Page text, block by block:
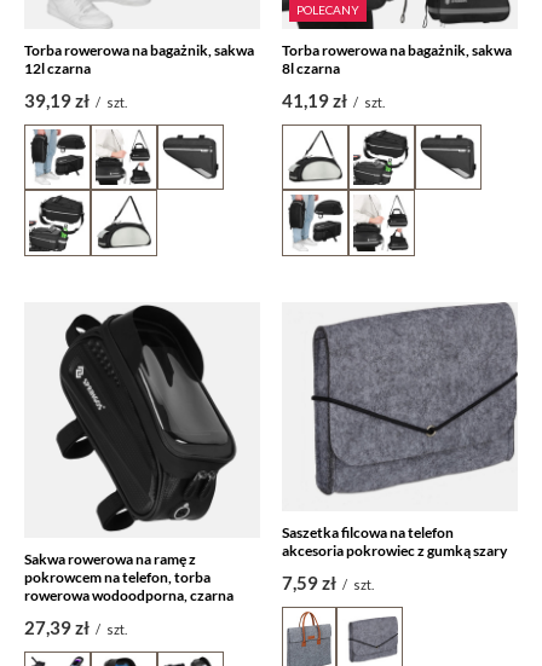
Torba rowerowa na bagażnik, sakwa
12l czarna
39,19 zł / szt.
POLECANY
Torba rowerowa na bagażnik, sakwa
8l czarna
41,19 zł / szt.
Sakwa rowerowa na ramę z
pokrowcem na telefon, torba
rowerowa wodoodporna, czarna
27,39 zł / szt.
Saszetka filcowa na telefon
akcesoria pokrowiec z gumką szary
7,59 zł / szt.